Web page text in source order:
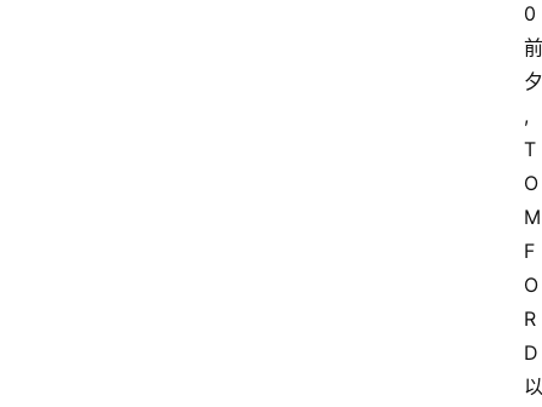
0
前
夕
,
T
O
M
F
O
R
D
以